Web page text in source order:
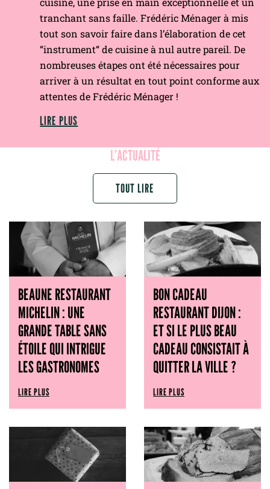
tranchant sans faille. Frédéric Ménager à mis
tout son savoir faire dans l’élaboration de cet
“instrument“ de cuisine à nul autre pareil. De
nombreuses étapes ont été nécessaires pour
arriver à un résultat en tout point conforme aux
attentes de Frédéric Ménager !
LIRE PLUS
L’ACTUALITÉ
TOUT LIRE
BEAUNE RESTAURANT
MICHELIN : UNE
GRANDE TABLE SANS
ÉTOILE QUI INTRIGUE
LES GASTRONOMES
LIRE PLUS
BON CADEAU
RESTAURANT DIJON :
ET SI LE PLUS BEAU
CADEAU CONSISTAIT À
QUITTER LA VILLE ?
LIRE PLUS